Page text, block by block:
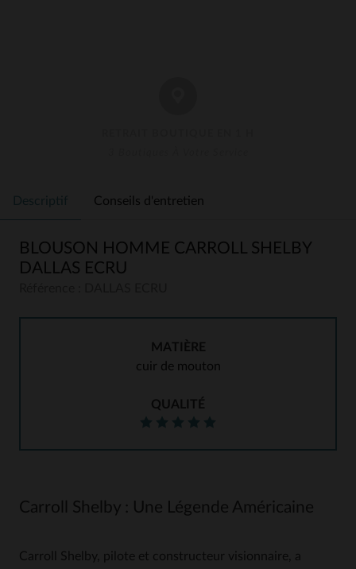
Descriptif Conseils d'entretien
BLOUSON HOMME CARROLL SHELBY
DALLAS ECRU
MATIÈRE
cuir de mouton
QUALITÉ
Carroll Shelby : Une Légende Américaine
Carroll Shelby, pilote et constructeur visionnaire, a